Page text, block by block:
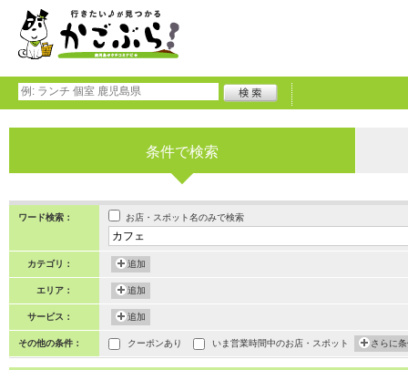
条件で検索
ワード検索： お店・スポット名のみで検索
カテゴリ： 追加
エリア： 追加
サービス： 追加
その他の条件： クーポンあり いま営業時間中のお店・スポット さらに